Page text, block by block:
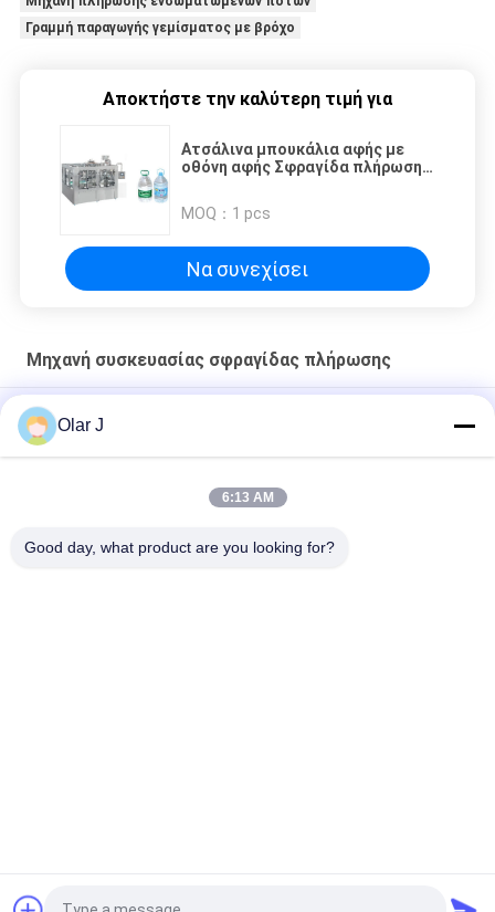
Γραμμή παραγωγής γεμίσματος με βρόχο
Αποκτήστε την καλύτερη τιμή για
Ατσάλινα μπουκάλια αφής με
οθόνη αφής Σφραγίδα πλήρωσης
σφραγίσματος κυλίνδρων
MOQ： 1 pcs
Να συνεχίσει
Μηχανή συσκευασίας σφραγίδας πλήρωσης
Γραμμή μηχανής παραγωγής και εμφιάλωσης 5 γαλονιών
βαρελιών/μπουκαλιών (1500BPH)
Μηχανή εμφιάλωσης ελαίου 10 ml 30 ml γυάλινο μπουκάλι
Μηχανή πλήρωσης μπουκαλιών καλλυντικών
Αυτόματη
Olar J
6:13 AM
Good day, what product are you looking for?